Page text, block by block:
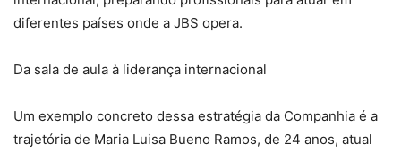
diferentes países onde a JBS opera.
Da sala de aula à liderança internacional
Um exemplo concreto dessa estratégia da Companhia é a
trajetória de Maria Luisa Bueno Ramos, de 24 anos, atual